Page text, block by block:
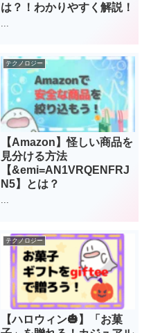
は？！わかりやすく解説！
テクノロジー
【Amazon】怪しい商品を
見分ける方法
【&emi=AN1VRQENFRJ
N5】とは？
...
テクノロジー
【ハロウィン🎃】「お菓